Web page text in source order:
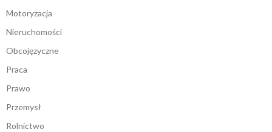
Motoryzacja
Nieruchomości
Obcojęzyczne
Praca
Prawo
Przemysł
Rolnictwo